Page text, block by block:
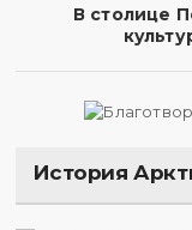
В столице
История